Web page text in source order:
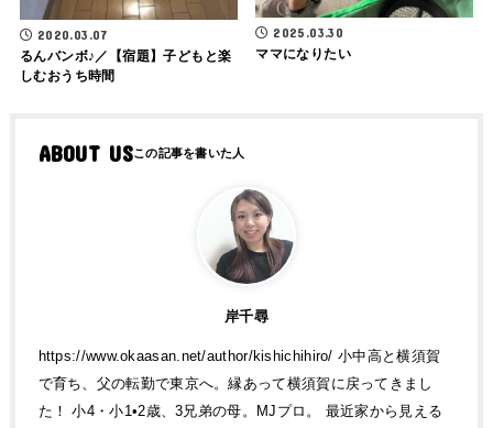
2020.03.07
るんバンボ♪／【宿題】子どもと楽
しむおうち時間
2025.03.30
ママになりたい
ABOUT US
岸千尋
https://www.okaasan.net/author/kishichihiro/ 小中高と横須賀
で育ち、父の転勤で東京へ。縁あって横須賀に戻ってきまし
た！ 小4・小1•2歳、3兄弟の母。MJプロ。 最近家から見える